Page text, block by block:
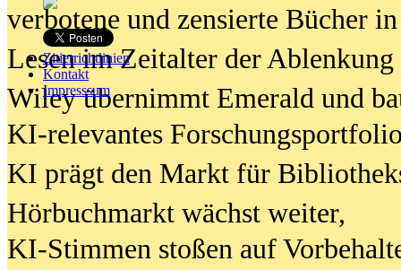
Zitierrichtlinien
Kontakt
Impresssum
verbotene und zensierte Bücher
Lesen im Zeitalter der Ablenkung
Wiley übernimmt Emerald und
KI-relevantes
KI prägt den Markt für
Hörbuchmarkt wächst weiter,
KI-Stimmen stoßen auf